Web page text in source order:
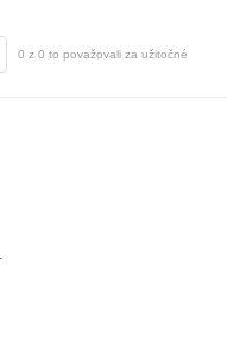
0 z 0 to považovali za užitočné